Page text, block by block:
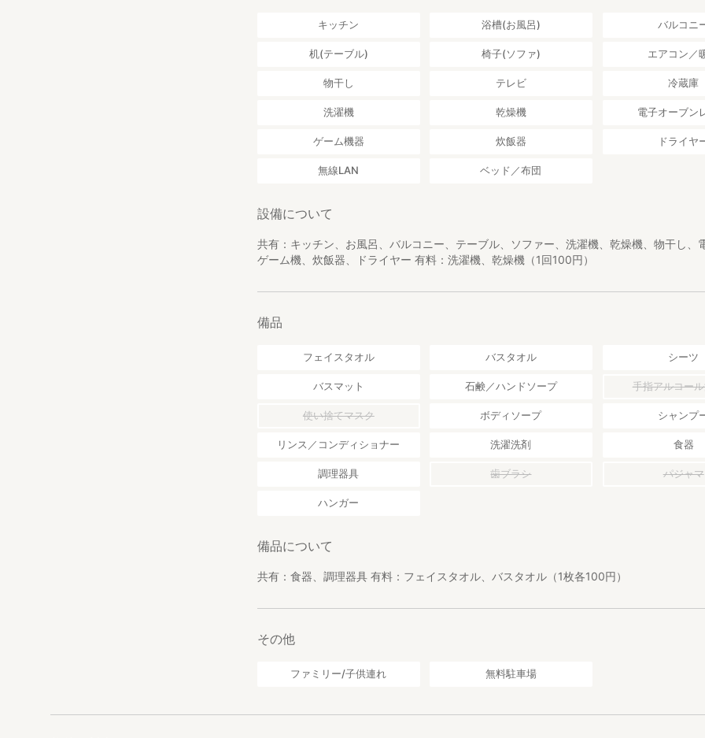
◼︎近隣施設・スポット
・本部港 徒歩約9分
・ビーチ ゴリラチョップ 車で約2分
☆スーパー・コンビニも車で5分圏内にあります！
◼︎最寄りバス停：本部港第一浜崎
キッチン 浴槽(お風呂) バルコニ
机(テーブル) 椅子(ソファ) エアコン／
物干し テレビ 冷蔵庫
洗濯機 乾燥機 電子オーブン
ゲーム機器 炊飯器 ドライヤ
無線LAN ベッド／布団
設備について
共有：キッチン、お風呂、バルコニー、テーブル、ソファー、洗濯機、乾燥機、物干し、
ゲーム機、炊飯器、ドライヤー 有料：洗濯機、乾燥機（1回100円）
備品
フェイスタオル バスタオル シーツ
バスマット 石鹸／ハンドソープ 手指アルコー
使い捨てマスク ボディソープ シャンプ
リンス／コンディショナー 洗濯洗剤 食器
調理器具 歯ブラシ パジャマ
ハンガー
備品について
共有：食器、調理器具 有料：フェイスタオル、バスタオル（1枚各100円）
その他
ファミリー/子供連れ 無料駐車場